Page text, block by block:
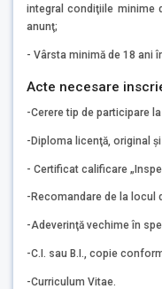
integral condiţiile minime
anunţ;
- Vârsta minimă de 18 ani
Acte necesare
-Cerere tip de participare
-Diploma licenţă, original
- Certificat calificare
-Recomandare de la locul
-Adeverinţă vechime în
-C.I. sau B.I., copie
-Curriculum Vitae.